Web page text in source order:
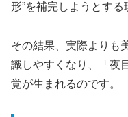
形”を補完しようとする
その結果、実際よりも
識しやすくなり、「夜
覚が生まれるのです。